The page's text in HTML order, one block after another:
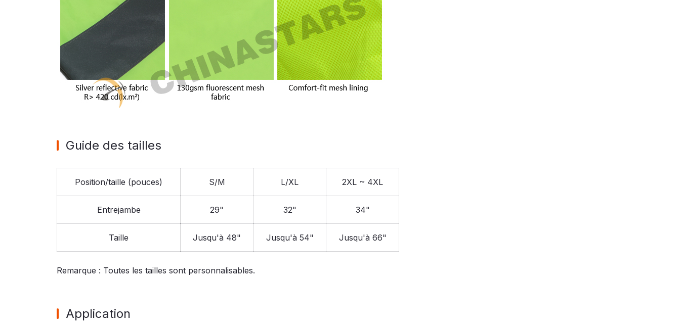
Guide des tailles
Position/taille (pouces) S/M L/XL 2XL ~ 4XL
Entrejambe 29" 32" 34"
Taille Jusqu'à 48" Jusqu'à 54" Jusqu'à 66"
Remarque : Toutes les tailles sont personnalisables.
Application